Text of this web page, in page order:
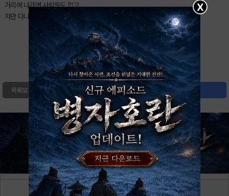
거리에 나가면 사람들도 없고
차만 다니에요 그나마 버스에는 사람도 없구요
0 북마크
목록보기 글쓰기
댓글5 댓글쓰기
X